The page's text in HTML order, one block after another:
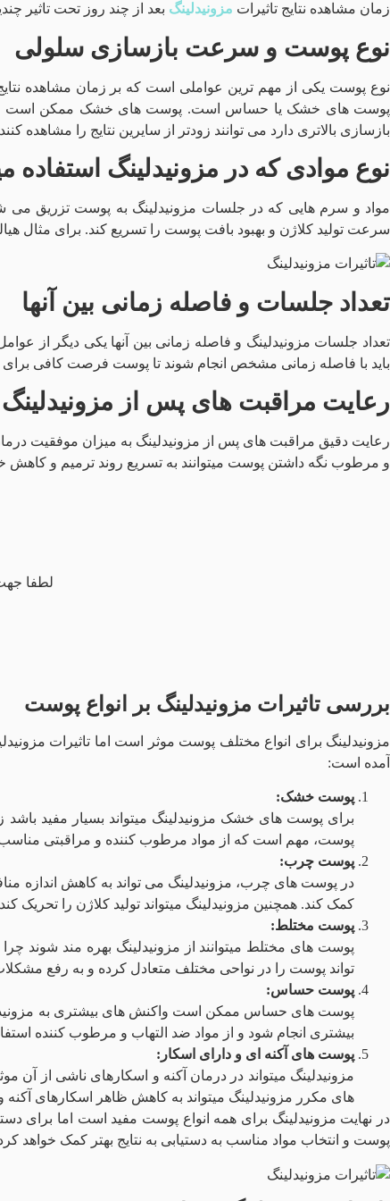
زمان مشاهده نتایج تاثیرات مزونیدلینگ بعد از چند روز تحت تاثیر
نوع پوست و سرعت بازسازی سلولی
نوع پوست یکی از مهم‌ ترین عواملی است که بر زمان مشاهده نتایج
پوست‌ های خشک یا حساس است. پوست‌ های خشک ممکن است زمان
بازسازی بالاتری دارد می توانند زودتر از سایرین نتایج را مشاهده
نوع موادی که در مزونیدلینگ استفاده
مواد و سرم‌ هایی که در جلسات مزونیدلینگ به پوست تزریق می
سرعت تولید کلاژن و بهبود بافت پوست را تسریع کند. برای مثال
تعداد جلسات و فاصله زمانی بین آنها
تعداد جلسات مزونیدلینگ و فاصله زمانی بین آنها یکی دیگر از
باید با فاصله زمانی مشخص انجام شوند تا پوست فرصت کافی برای
رعایت مراقبت‌ های پس از مزونیدلینگ
رعایت دقیق مراقبت‌ های پس از مزونیدلینگ به میزان موفقیت
و مرطوب نگه داشتن پوست میتوانند به تسریع روند ترمیم و
لطفا
بررسی تاثیرات مزونیدلینگ بر انواع پوست
مزونیدلینگ برای انواع مختلف پوست موثر است اما تاثیرات
آمده است:
پوست خشک:
برای پوست‌ های خشک مزونیدلینگ میتواند بسیار مفید
پوست، مهم است که از مواد مرطوب‌ کننده و مراقبتی
پوست چرب:
در پوست‌ های چرب، مزونیدلینگ می تواند به کاهش اندازه
کمک کند. همچنین مزونیدلینگ میتواند تولید کلاژن را
پوست مختلط:
پوست‌ های مختلط میتوانند از مزونیدلینگ بهره‌ مند
تواند پوست را در نواحی مختلف متعادل کرده و به رفع
پوست حساس:
پوست‌ های حساس ممکن است واکنش‌ های بیشتری به
بیشتری انجام شود و از مواد ضد التهاب و مرطوب‌ کننده
پوست‌ های آکنه‌ ای و دارای اسکار:
مزونیدلینگ میتواند در درمان آکنه و اسکارهای ناشی از
های مکرر مزونیدلینگ میتواند به کاهش ظاهر اسکارهای
در نهایت مزونیدلینگ برای همه انواع پوست مفید است اما برای
پوست و انتخاب مواد مناسب به دستیابی به نتایج بهتر کمک خواهد